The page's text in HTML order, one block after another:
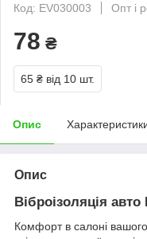
Код: EV030003
Опт і
78 ₴
65 ₴ від 10 шт.
Опис
Опис
Віброізоляція
Комфорт в салоні вашого